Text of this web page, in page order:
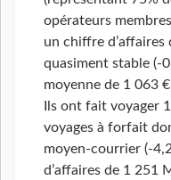
opérateurs
un chiffre d’affaires
quasiment stable (-
moyenne de 1 063
Ils ont fait voyager
voyages à forfait
moyen-courrier (-
d’affaires de 1 251